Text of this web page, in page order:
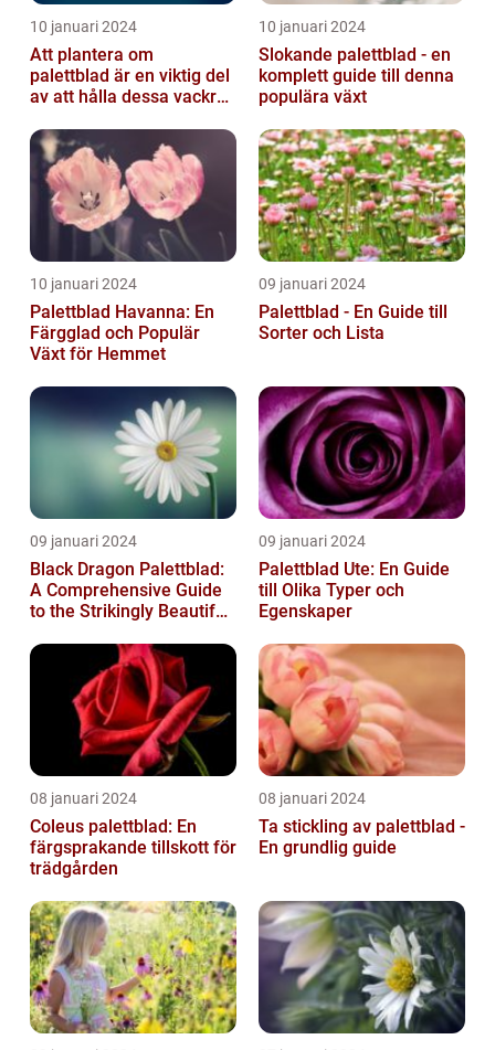
10 januari 2024
Att plantera om
palettblad är en viktig del
av att hålla dessa vackra
välmående...
10 januari 2024
Slokande palettblad - en
komplett guide till denna
populära växt
10 januari 2024
Palettblad Havanna: En
Färgglad och Populär
Växt för Hemmet
09 januari 2024
Palettblad - En Guide till
Sorter och Lista
09 januari 2024
Black Dragon Palettblad:
A Comprehensive Guide
to the Strikingly Beautiful
09 januari 2024
Palettblad Ute: En Guide
till Olika Typer och
Egenskaper
08 januari 2024
Coleus palettblad: En
färgsprakande tillskott för
trädgården
08 januari 2024
Ta stickling av palettblad -
En grundlig guide